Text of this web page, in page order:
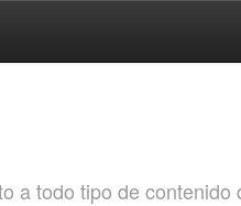
a todo tipo de